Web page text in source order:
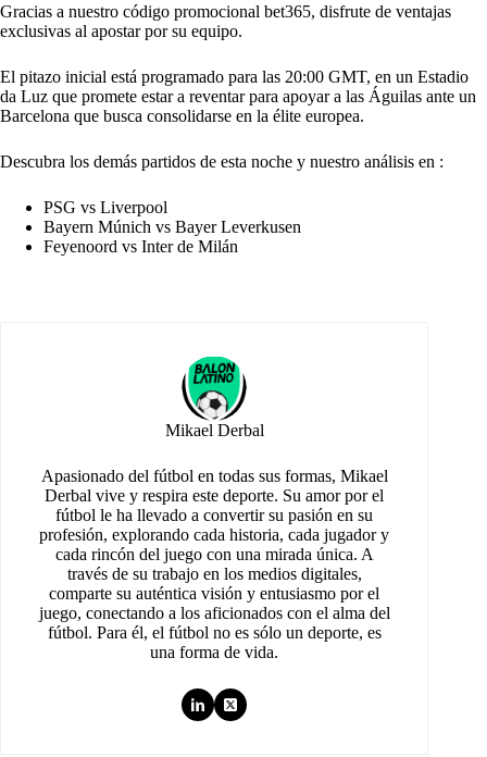
Gracias a nuestro código promocional bet365, disfrute de ventajas
exclusivas al apostar por su equipo.
El pitazo inicial está programado para las 20:00 GMT, en un Estadio
da Luz que promete estar a reventar para apoyar a las Águilas ante un
Barcelona que busca consolidarse en la élite europea.
Descubra los demás partidos de esta noche y nuestro análisis en :
PSG vs Liverpool
Bayern Múnich vs Bayer Leverkusen
Feyenoord vs Inter de Milán
Mikael Derbal
Apasionado del fútbol en todas sus formas, Mikael
Derbal vive y respira este deporte. Su amor por el
fútbol le ha llevado a convertir su pasión en su
profesión, explorando cada historia, cada jugador y
cada rincón del juego con una mirada única. A
través de su trabajo en los medios digitales,
comparte su auténtica visión y entusiasmo por el
juego, conectando a los aficionados con el alma del
fútbol. Para él, el fútbol no es sólo un deporte, es
una forma de vida.